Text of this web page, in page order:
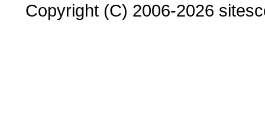
Copyright (C) 2006-2026